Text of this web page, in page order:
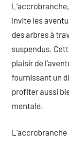
invite les
des arbres à
suspendus.
plaisir de
fournissant un
profiter aussi
mentale.